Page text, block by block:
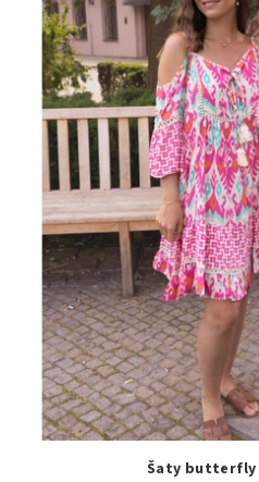
Šaty butterfly